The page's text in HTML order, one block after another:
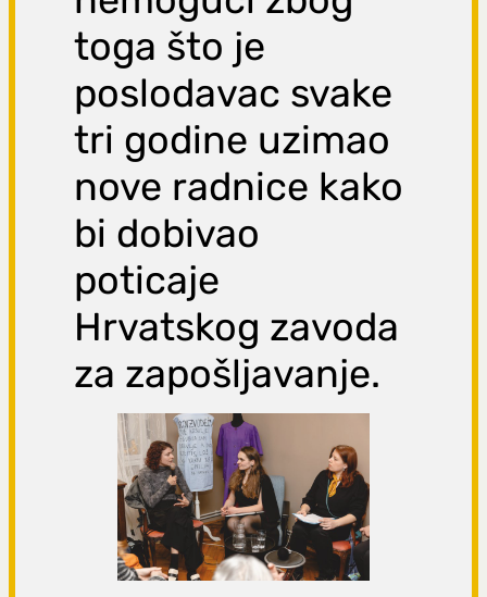
toga što je
poslodavac svake
tri godine uzimao
nove radnice kako
bi dobivao
poticaje
Hrvatskog zavoda
za zapošljavanje.